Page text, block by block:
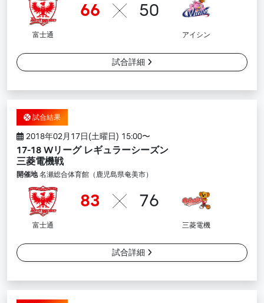
66 50
富士通 アイシン
試合詳細
試合結果
2018年02月17日(土曜日) 15:00〜
17-18 Wリーグ レギュラーシーズン
三菱電機戦
開催地名瀬総合体育館（鹿児島県奄美市）
83 76
富士通 三菱電機
試合詳細